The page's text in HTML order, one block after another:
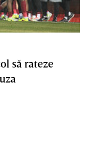
să rateze